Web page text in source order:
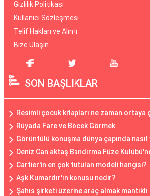
Gizlilik Politikası
Kullanıcı Sözleşmesi
Telif Hakları ve Alıntı
Bize Ulaşın
SON BAŞLIKLAR
Resimli çocuk kitapları ne zaman ortaya
Rüyada Fare ve Böcek Görmek
Görüntülü konuşma dünya çapında nasıl
Deniz Can aktaş Bandırma Füze
Cartier'in en çok tutulan modeli hangisi?
Aşk Kumardır'ın konusu nedir?
Şahıs şirketi üzerine araç almak mantıklı